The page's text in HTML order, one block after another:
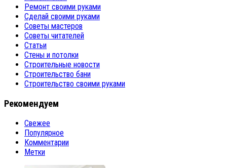
Ремонт своими руками
Сделай своими руками
Советы мастеров
Советы читателей
Статьи
Стены и потолки
Строительные новости
Строительство бани
Строительство своими руками
Рекомендуем
Свежее
Популярное
Комментарии
Метки